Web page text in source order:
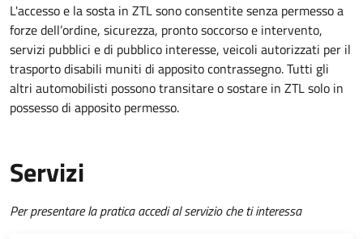
L'accesso e la sosta in ZTL sono consentite senza permesso a
forze dell’ordine, sicurezza, pronto soccorso e intervento,
servizi pubblici e di pubblico interesse, veicoli autorizzati per il
trasporto disabili muniti di apposito contrassegno. Tutti gli
altri automobilisti possono transitare o sostare in ZTL solo in
possesso di apposito permesso.
Servizi
Per presentare la pratica accedi al servizio che ti interessa